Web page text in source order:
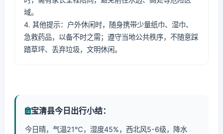
域。
4. 其他提示：户外休闲时，随身携带少量纸巾、湿巾、
急救药品，以备不时之需；遵守当地公共秩序，不随意踩
踏草坪、丢弃垃圾，文明休闲。
宝清县今日出行小结：
今日晴，气温21℃，湿度45%，西北风5-6级，降水